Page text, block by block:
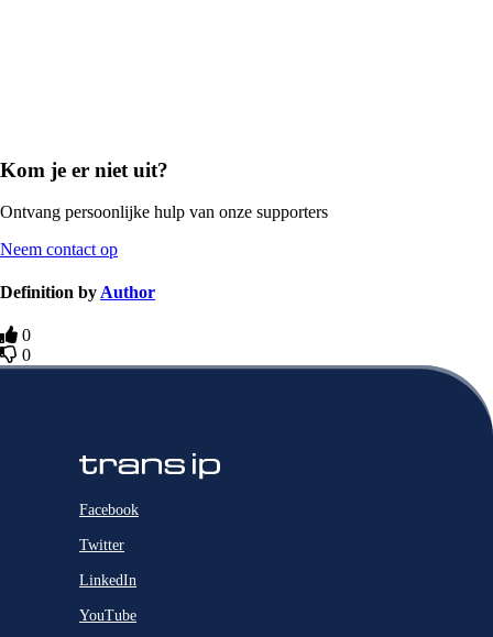
Kom je er niet uit?
Ontvang persoonlijke hulp van onze supporters
Neem contact op
Definition by Author
0
0
Facebook
Twitter
LinkedIn
YouTube